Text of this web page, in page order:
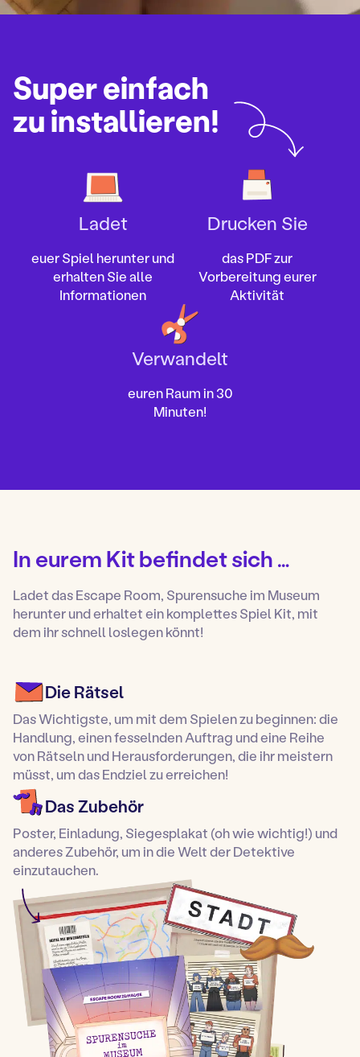
Super einfach
zu installieren!
Ladet
euer Spiel herunter und
erhalten Sie alle
Informationen
Drucken Sie
das PDF zur
Vorbereitung eurer
Aktivität
Verwandelt
euren Raum in 30
Minuten!
In eurem Kit befindet sich …
Ladet das Escape Room, Spurensuche im Museum
herunter und erhaltet ein komplettes Spiel Kit, mit
dem ihr schnell loslegen könnt!
Die Rätsel
Das Wichtigste, um mit dem Spielen zu beginnen: die
Handlung, einen fesselnden Auftrag und eine Reihe
von Rätseln und Herausforderungen, die ihr meistern
müsst, um das Endziel zu erreichen!
Das Zubehör
Poster, Einladung, Siegesplakat (oh wie wichtig!) und
anderes Zubehör, um in die Welt der Detektive
einzutauchen.